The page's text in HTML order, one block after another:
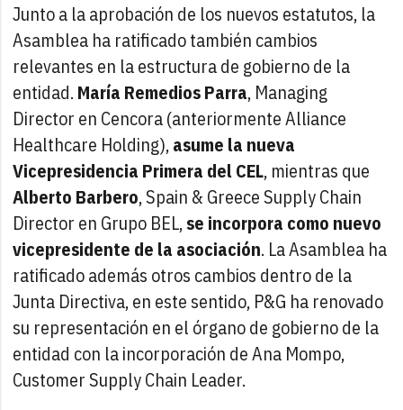
Junto a la aprobación de los nuevos estatutos, la
Asamblea ha ratificado también cambios
relevantes en la estructura de gobierno de la
entidad. María Remedios Parra, Managing
Director en Cencora (anteriormente Alliance
Healthcare Holding),asume la nueva
Vicepresidencia Primera del CEL, mientras que
Alberto Barbero, Spain & Greece Supply Chain
Director en Grupo BEL,se incorpora como nuevo
vicepresidente de la asociación. La Asamblea ha
ratificado además otros cambios dentro de la
Junta Directiva, en este sentido, P&G ha renovado
su representación en el órgano de gobierno de la
entidad con la incorporación de Ana Mompo,
Customer Supply Chain Leader.